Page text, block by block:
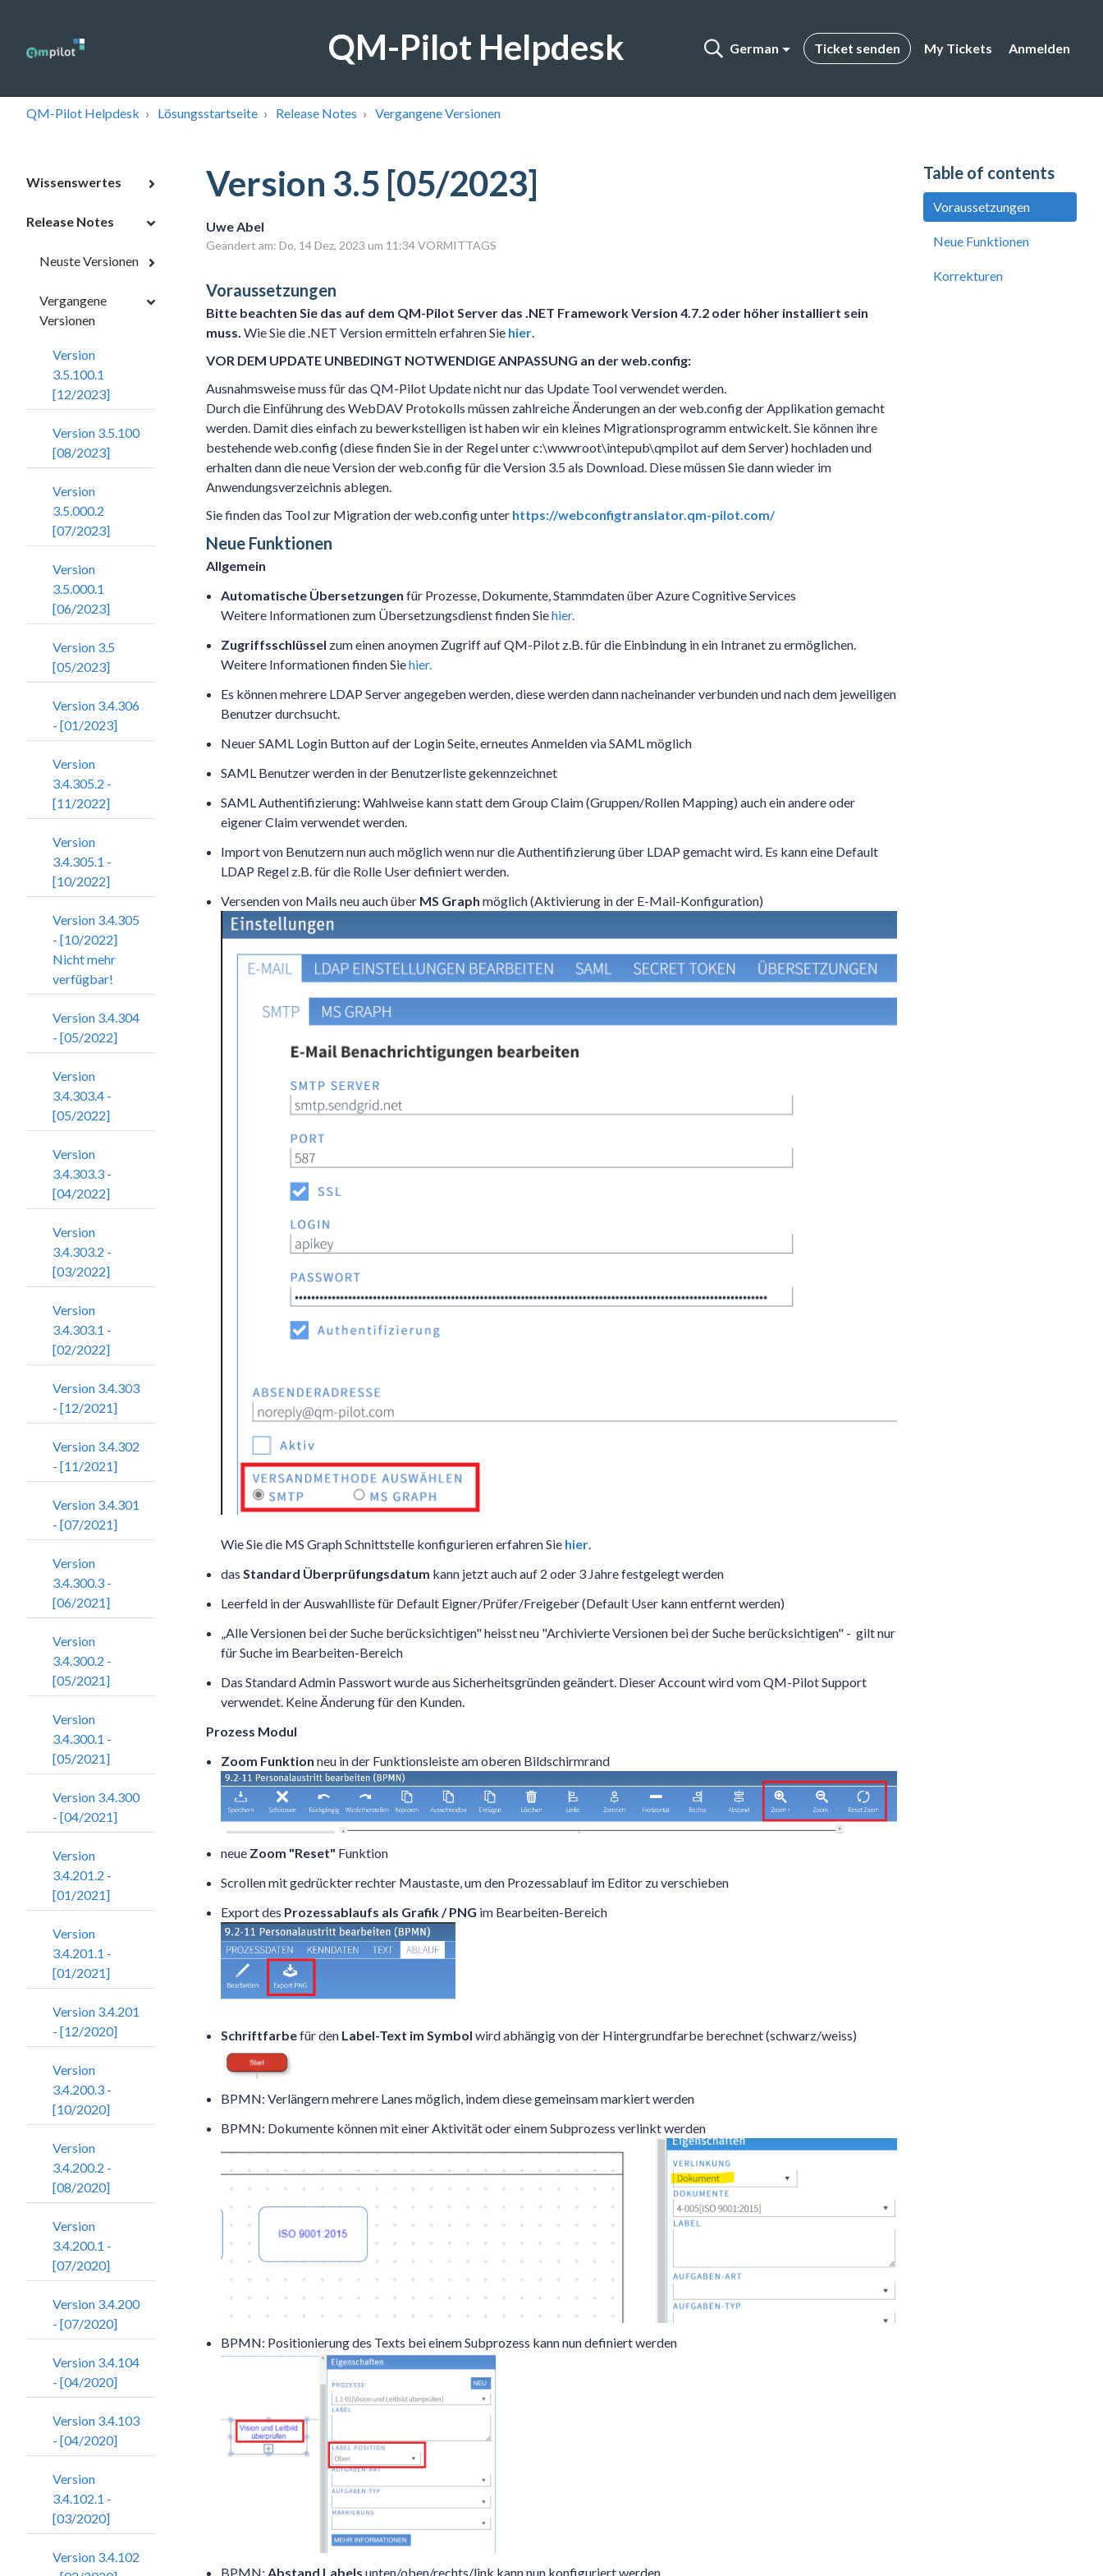
QM-Pilot Helpdesk German Ticket senden My Tickets Anmelden
QM-Pilot Helpdesk Lösungsstartseite Release Notes Vergangene Versionen
Wissenswertes
Release Notes
Neuste Versionen
Vergangene
Versionen
Version
3.5.100.1
[12/2023]
Version 3.5.100
[08/2023]
Version
3.5.000.2
[07/2023]
Version
3.5.000.1
[06/2023]
Version 3.5
[05/2023]
Version 3.4.306
- [01/2023]
Version
3.4.305.2 -
[11/2022]
Version
3.4.305.1 -
[10/2022]
Version 3.4.305
- [10/2022]
Nicht mehr
verfügbar!
Version 3.4.304
- [05/2022]
Version
3.4.303.4 -
[05/2022]
Version
3.4.303.3 -
[04/2022]
Version
3.4.303.2 -
[03/2022]
Version
3.4.303.1 -
[02/2022]
Version 3.4.303
- [12/2021]
Version 3.4.302
- [11/2021]
Version 3.4.301
- [07/2021]
Version
3.4.300.3 -
[06/2021]
Version
3.4.300.2 -
[05/2021]
Version
3.4.300.1 -
[05/2021]
Version 3.4.300
- [04/2021]
Version
3.4.201.2 -
[01/2021]
Version
3.4.201.1 -
[01/2021]
Version 3.4.201
- [12/2020]
Version
3.4.200.3 -
[10/2020]
Version
3.4.200.2 -
[08/2020]
Version
3.4.200.1 -
[07/2020]
Version 3.4.200
- [07/2020]
Version 3.4.104
- [04/2020]
Version 3.4.103
- [04/2020]
Version
3.4.102.1 -
[03/2020]
Version 3.4.102
Version 3.5 [05/2023]
Uwe Abel
Geändert am: Do, 14 Dez, 2023 um 11:34 VORMITTAGS
Voraussetzungen
Bitte beachten Sie das auf dem QM-Pilot Server das .NET Framework Version 4.7.2 oder höher installiert sein
muss. Wie Sie die .NET Version ermitteln erfahren Sie hier.
VOR DEM UPDATE UNBEDINGT NOTWENDIGE ANPASSUNG an der web.config:
Ausnahmsweise muss für das QM-Pilot Update nicht nur das Update Tool verwendet werden.
Durch die Einführung des WebDAV Protokolls müssen zahlreiche Änderungen an der web.config der Applikation gemacht
werden. Damit dies einfach zu bewerkstelligen ist haben wir ein kleines Migrationsprogramm entwickelt. Sie können ihre
bestehende web.config (diese finden Sie in der Regel unter c:\wwwroot\intepub\qmpilot auf dem Server) hochladen und
erhalten dann die neue Version der web.config für die Version 3.5 als Download. Diese müssen Sie dann wieder im
Anwendungsverzeichnis ablegen.
Sie finden das Tool zur Migration der web.config unter https://webconfigtranslator.qm-pilot.com/
Neue Funktionen
Allgemein
Automatische Übersetzungen für Prozesse, Dokumente, Stammdaten über Azure Cognitive Services
Weitere Informationen zum Übersetzungsdienst finden Siehier.
Zugriffsschlüssel zum einen anoymen Zugriff auf QM-Pilot z.B. für die Einbindung in ein Intranet zu ermöglichen.
Weitere Informationen finden Siehier.
Es können mehrere LDAP Server angegeben werden, diese werden dann nacheinander verbunden und nach dem jeweiligen
Benutzer durchsucht.
Neuer SAML Login Button auf der Login Seite, erneutes Anmelden via SAML möglich
SAML Benutzer werden in der Benutzerliste gekennzeichnet
SAML Authentifizierung: Wahlweise kann statt dem Group Claim (Gruppen/Rollen Mapping) auch ein andere oder
eigener Claim verwendet werden.
Import von Benutzern nun auch möglich wenn nur die Authentifizierung über LDAP gemacht wird. Es kann eine Default
LDAP Regel z.B. für die Rolle User definiert werden.
Versenden von Mails neu auch über MS Graph möglich (Aktivierung in der E-Mail-Konfiguration)
Wie Sie die MS Graph Schnittstelle konfigurieren erfahren Sie hier.
das Standard Überprüfungsdatum kann jetzt auch auf 2 oder 3 Jahre festgelegt werden
Leerfeld in der Auswahlliste für Default Eigner/Prüfer/Freigeber (Default User kann entfernt werden)
„Alle Versionen bei der Suche berücksichtigen" heisst neu "Archivierte Versionen bei der Suche berücksichtigen" - gilt nur
für Suche im Bearbeiten-Bereich
Das Standard Admin Passwort wurde aus Sicherheitsgründen geändert. Dieser Account wird vom QM-Pilot Support
verwendet. Keine Änderung für den Kunden.
Prozess Modul
Zoom Funktion neu in der Funktionsleiste am oberen Bildschirmrand
neue Zoom "Reset" Funktion
Scrollen mit gedrückter rechter Maustaste, um den Prozessablauf im Editor zu verschieben
Export des Prozessablaufs als Grafik / PNG im Bearbeiten-Bereich
Schriftfarbefür den Label-Text im Symbol wird abhängig von der Hintergrundfarbe berechnet (schwarz/weiss)
BPMN: Verlängern mehrere Lanes möglich, indem diese gemeinsam markiert werden
BPMN: Dokumente können mit einer Aktivität oder einem Subprozess verlinkt werden
BPMN: Positionierung des Texts bei einem Subprozess kann nun definiert werden
BPMN: Abstand Labels unten/oben/rechts/link kann nun konfiguriert werden
Table of contents
Voraussetzungen
Neue Funktionen
Korrekturen